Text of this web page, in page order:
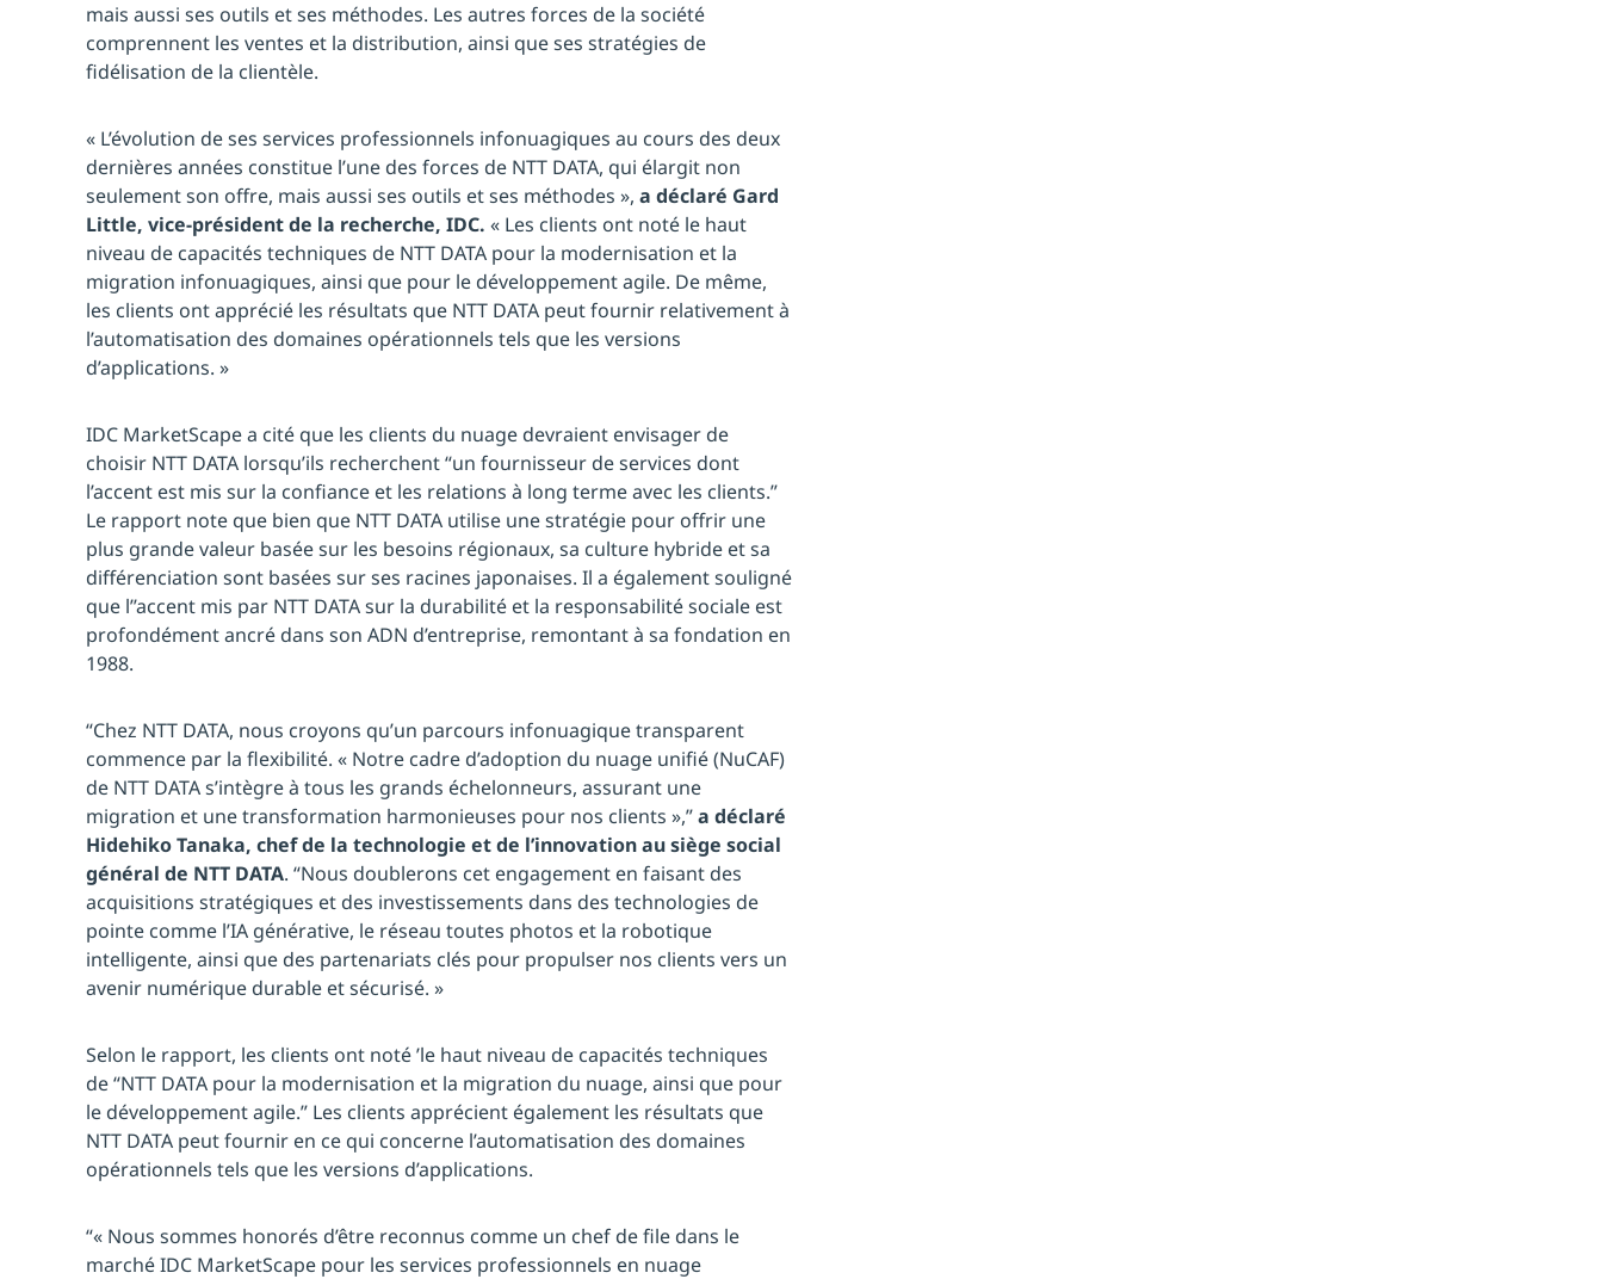
mais aussi ses outils et ses méthodes. Les autres forces de la société
comprennent les ventes et la distribution, ainsi que ses stratégies de
fidélisation de la clientèle.
« L’évolution de ses services professionnels infonuagiques au cours des deux
dernières années constitue l’une des forces de NTT DATA, qui élargit non
seulement son offre, mais aussi ses outils et ses méthodes », a déclaré Gard
Little, vice-président de la recherche, IDC. « Les clients ont noté le haut
niveau de capacités techniques de NTT DATA pour la modernisation et la
migration infonuagiques, ainsi que pour le développement agile. De même,
les clients ont apprécié les résultats que NTT DATA peut fournir relativement à
l’automatisation des domaines opérationnels tels que les versions
d’applications. »
IDC MarketScape a cité que les clients du nuage devraient envisager de
choisir NTT DATA lorsqu’ils recherchent “un fournisseur de services dont
l’accent est mis sur la confiance et les relations à long terme avec les clients.”
Le rapport note que bien que NTT DATA utilise une stratégie pour offrir une
plus grande valeur basée sur les besoins régionaux, sa culture hybride et sa
différenciation sont basées sur ses racines japonaises. Il a également souligné
que l’’accent mis par NTT DATA sur la durabilité et la responsabilité sociale est
profondément ancré dans son ADN d’entreprise, remontant à sa fondation en
1988.
“Chez NTT DATA, nous croyons qu’un parcours infonuagique transparent
commence par la flexibilité. « Notre cadre d’adoption du nuage unifié (NuCAF)
de NTT DATA s’intègre à tous les grands échelonneurs, assurant une
migration et une transformation harmonieuses pour nos clients »,”a déclaré
Hidehiko Tanaka, chef de la technologie et de l’innovation au siège social
général de NTT DATA. “Nous doublerons cet engagement en faisant des
acquisitions stratégiques et des investissements dans des technologies de
pointe comme l’IA générative, le réseau toutes photos et la robotique
intelligente, ainsi que des partenariats clés pour propulser nos clients vers un
avenir numérique durable et sécurisé. »
Selon le rapport, les clients ont noté ’le haut niveau de capacités techniques
de “NTT DATA pour la modernisation et la migration du nuage, ainsi que pour
le développement agile.” Les clients apprécient également les résultats que
NTT DATA peut fournir en ce qui concerne l’automatisation des domaines
opérationnels tels que les versions d’applications.
“« Nous sommes honorés d’être reconnus comme un chef de file dans le
marché IDC MarketScape pour les services professionnels en nuage